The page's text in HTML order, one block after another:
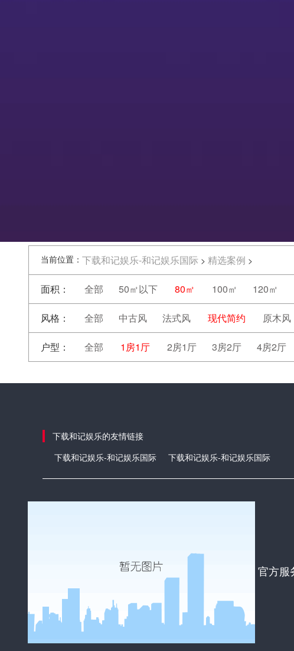
当前位置： 下载和记娱乐-和记娱乐国际 > 精选案例 >
面积： 全部 50㎡以下 80㎡ 100㎡ 120㎡
风格： 全部 中古风 法式风 现代简约 原木风
户型： 全部 1房1厅 2房1厅 3房2厅 4房2厅
下载和记娱乐的友情链接
下载和记娱乐-和记娱乐国际
下载和记娱乐-和记娱乐国际
官方服